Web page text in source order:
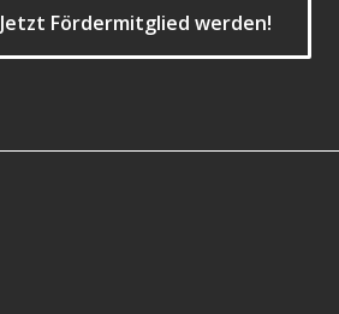
Jetzt Fördermitglied werden!